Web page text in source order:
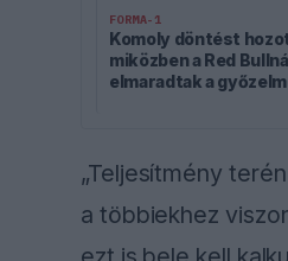
FORMA-1
Komoly döntést
miközben a Red
elmaradtak a
„Teljesítmény
a többiekhez